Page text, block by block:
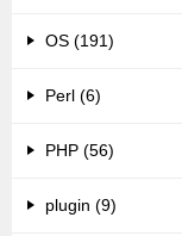
OS (191)
Perl (6)
PHP (56)
plugin (9)